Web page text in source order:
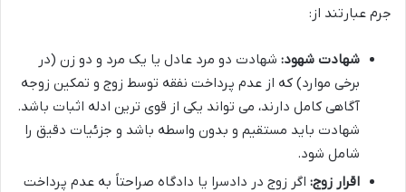
جرم عبارتند از:
شهادت شهود: شهادت دو مرد عادل یا یک مرد و دو زن (در
برخی موارد) که از عدم پرداخت نفقه توسط زوج و تمکین زوجه
آگاهی کامل دارند، می تواند یکی از قوی ترین ادله اثبات باشد.
شهادت باید مستقیم و بدون واسطه باشد و جزئیات دقیق را
شامل شود.
اقرار زوج: اگر زوج در دادسرا یا دادگاه صراحتاً به عدم پرداخت